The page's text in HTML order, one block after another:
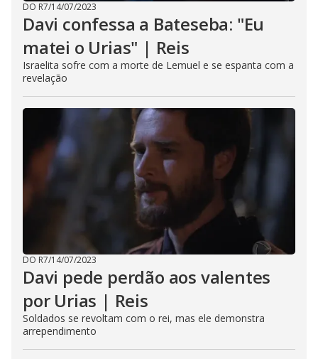
DO R7/14/07/2023
Davi confessa a Bateseba: "Eu
matei o Urias" | Reis
Israelita sofre com a morte de Lemuel e se espanta com a
revelação
DO R7/14/07/2023
Davi pede perdão aos valentes
por Urias | Reis
Soldados se revoltam com o rei, mas ele demonstra
arrependimento